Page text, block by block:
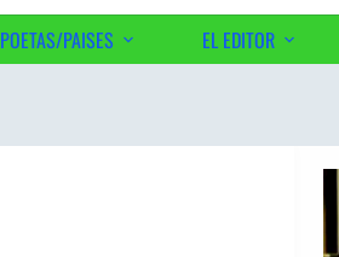
POETAS/PAISES EL EDITOR
de